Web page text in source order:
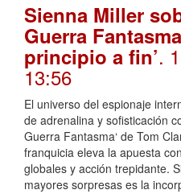
Sienna Miller
Guerra
principio a fin’.
13:56
El universo del espionaje
de adrenalina y sofisticación
Guerra Fantasma‘ de Tom
franquicia eleva la apuesta
globales y acción trepidante.
mayores sorpresas es la